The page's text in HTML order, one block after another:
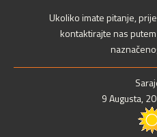
Ukoliko imate pitanje,
kontaktirajte nas
9 Augusta,